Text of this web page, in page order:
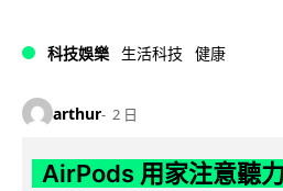
科技娛樂 生活科技 健康
arthur 2 日
AirPods 用家注意聽